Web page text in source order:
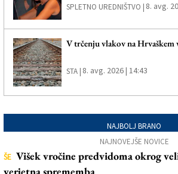
SPLETNO UREDNIŠTVO | 8. avg.
V trčenju vlakov na Hrvaškem
STA | 8. avg. 2026 | 14:43
NAJBOLJ BRANO
NAJNOVEJŠE NOVICE
ŠE Višek vročine predvidoma okrog
verjetna sprememba